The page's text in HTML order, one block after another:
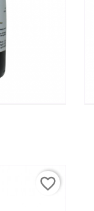
favorite_border